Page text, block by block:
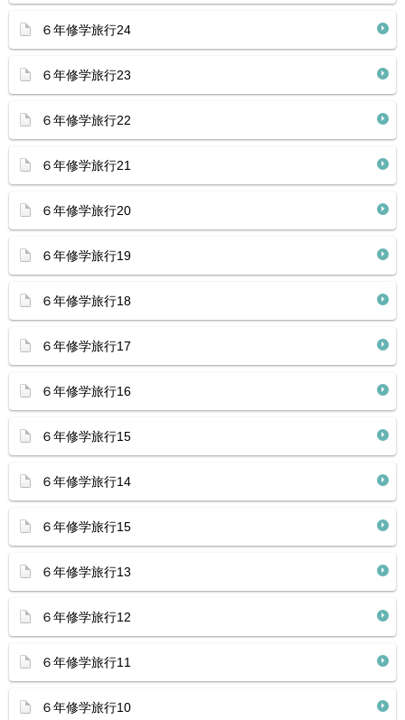
６年修学旅行24
６年修学旅行23
６年修学旅行22
６年修学旅行21
６年修学旅行20
６年修学旅行19
６年修学旅行18
６年修学旅行17
６年修学旅行16
６年修学旅行15
６年修学旅行14
６年修学旅行15
６年修学旅行13
６年修学旅行12
６年修学旅行11
６年修学旅行10